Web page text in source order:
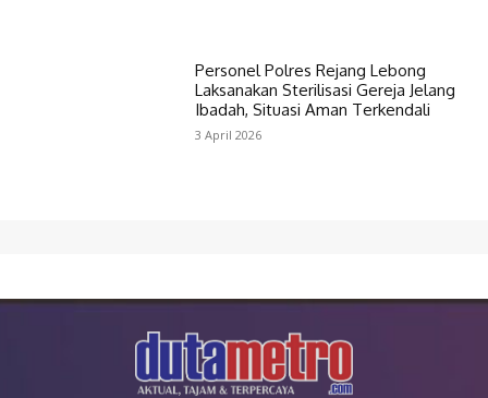
Personel Polres Rejang Lebong
Laksanakan Sterilisasi Gereja Jelang
Ibadah, Situasi Aman Terkendali
3 April 2026